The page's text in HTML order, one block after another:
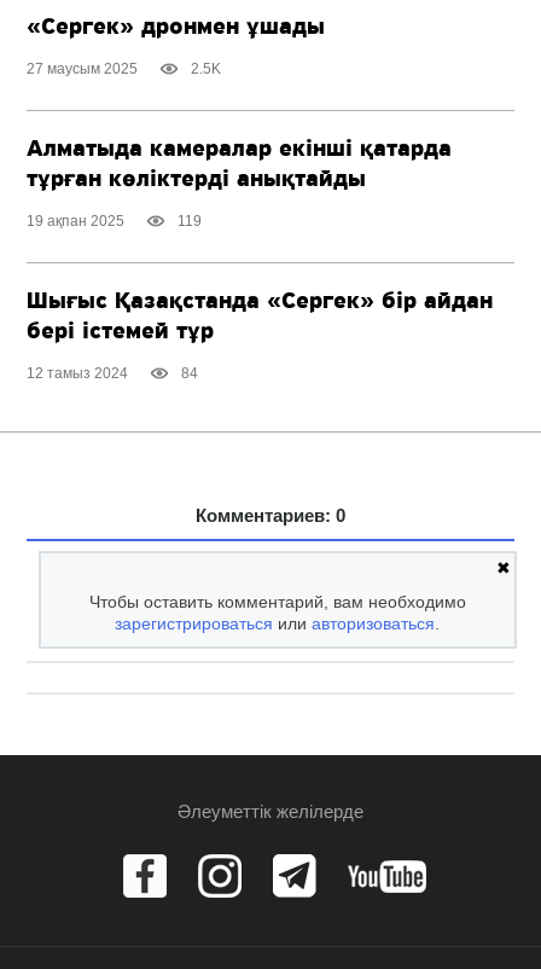
«Сергек» дронмен ұшады
27 маусым 2025 2.5K
Алматыда камералар екінші қатарда
тұрған көліктерді анықтайды
19 ақпан 2025 119
Шығыс Қазақстанда «Сергек» бір айдан
бері істемей тұр
12 тамыз 2024 84
Комментариев: 0
✖
Чтобы оставить комментарий, вам необходимо
зарегистрироваться илиавторизоваться.
Әлеуметтік желілерде